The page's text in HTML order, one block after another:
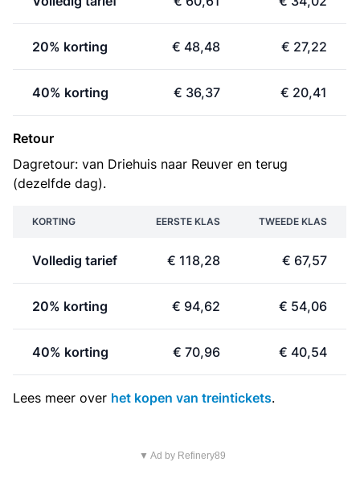
20% korting € 48,48 € 27,22
40% korting € 36,37 € 20,41
Retour
Dagretour: van Driehuis naar Reuver en terug
(dezelfde dag).
KORTING EERSTE KLAS TWEEDE KLAS
Volledig tarief € 118,28 € 67,57
20% korting € 94,62 € 54,06
40% korting € 70,96 € 40,54
Lees meer over het kopen van treintickets.
▼ Ad by Refinery89